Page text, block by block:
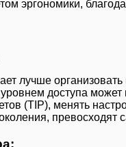
эргономики,
лучше
доступа
(TIP), менять